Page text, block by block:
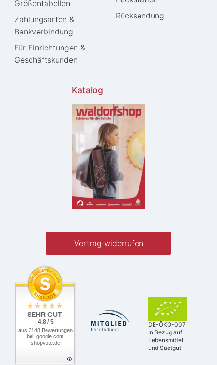
Größentabellen
Zahlungsarten &
Bankverbindung
Für Einrichtungen &
Geschäftskunden
Rücksendung
Katalog
Vertrag widerrufen
SEHR GUT
4.8 / 5
aus 3148 Bewertungen
bei: google.com,
shopvote.de
DE-ÖKO-007
In Bezug auf
Lebensmittel
und Saatgut